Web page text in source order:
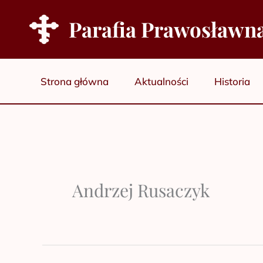
Parafia
Strona główna Aktualności Historia
Andrzej Rusaczyk